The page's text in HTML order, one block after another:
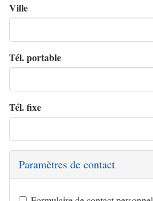
Ville
Tél. portable
Tél. fixe
Paramètres de contact